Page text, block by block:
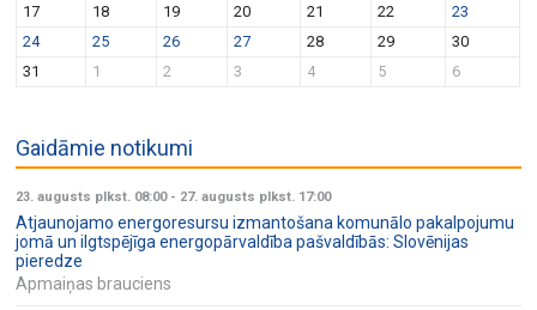
g
a
o
n
17
18 19 20 21 22
23
24
25 26 27 28 29
30
31
1 2 3 4 5 6
Gaidāmie notikumi
23. augusts plkst. 08:00- 27. augusts plkst. 17:00
Atjaunojamo energoresursu izmantošana komunālo pakalpojumu
jomā un ilgtspējīga energopārvaldība pašvaldībās: Slovēnijas
pieredze
Apmaiņas brauciens